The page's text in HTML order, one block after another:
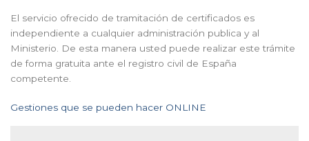
El servicio ofrecido de tramitación de certificados es
independiente a cualquier administración publica y al
Ministerio. De esta manera usted puede realizar este trámite
de forma gratuita ante el registro civil de España
competente.
Gestiones que se pueden hacer ONLINE